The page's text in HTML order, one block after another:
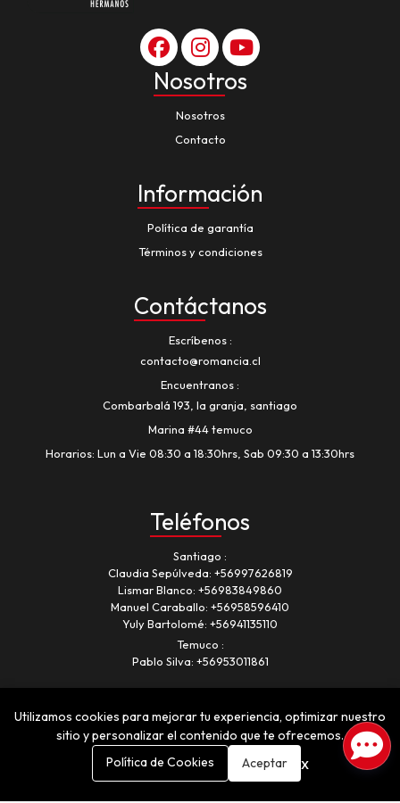
Nosotros
Nosotros
Contacto
Información
Política de garantía
Términos y condiciones
Contáctanos
Escríbenos
contacto@romancia.cl
Encuentranos
Combarbalá 193, la granja, santiago
Marina #44 temuco
Horarios: Lun a Vie 08:30 a 18:30hrs, Sab 09:30 a 13:30hrs
Teléfonos
Santiago
Claudia Sepúlveda: +56997626819
Lismar Blanco: +56983849860
Manuel Caraballo: +56958596410
Yuly Bartolomé: +56941135110
Temuco
Pablo Silva: +56953011861
Romancia © 2026¿Te gusta mi tienda? Yo vendo con
Utilizamos cookies para mejorar tu experiencia, optimizar nuestro
sitio y personalizar el contenido que te ofrecemos.
Política de Cookies
Aceptar x